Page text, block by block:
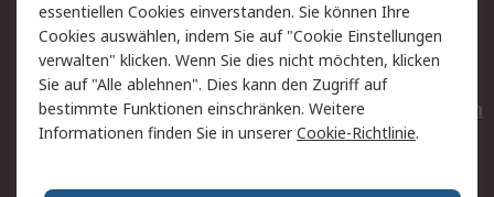
AGB
Datenschutz
Cookie-Richtlinie
Zahlungsbedingungen
Copyright/Impressum
Entsorgung
Elektrogeräte/Batterien
essentiellen Cookies einverstanden. Sie können Ihre
Cookies auswählen, indem Sie auf "Cookie Einstellungen
verwalten" klicken. Wenn Sie dies nicht möchten, klicken
Sie auf "Alle ablehnen". Dies kann den Zugriff auf
bestimmte Funktionen einschränken. Weitere
Informationen finden Sie in unsererCookie-Richtlinie.